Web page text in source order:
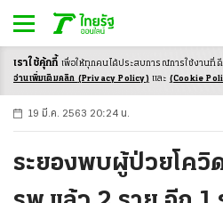
-ก ก ก+
19 มี.ค. 2563 20:24 น.
ระยองพบผู้ป่วยโควิ
เราใช้คุ้กกี้ เพื่อให้ทุกคนได้ประสบการณ์การใช้งานที่
อ่านเพิ่มเติมคลิก (Privacy Policy) และ (Cookie